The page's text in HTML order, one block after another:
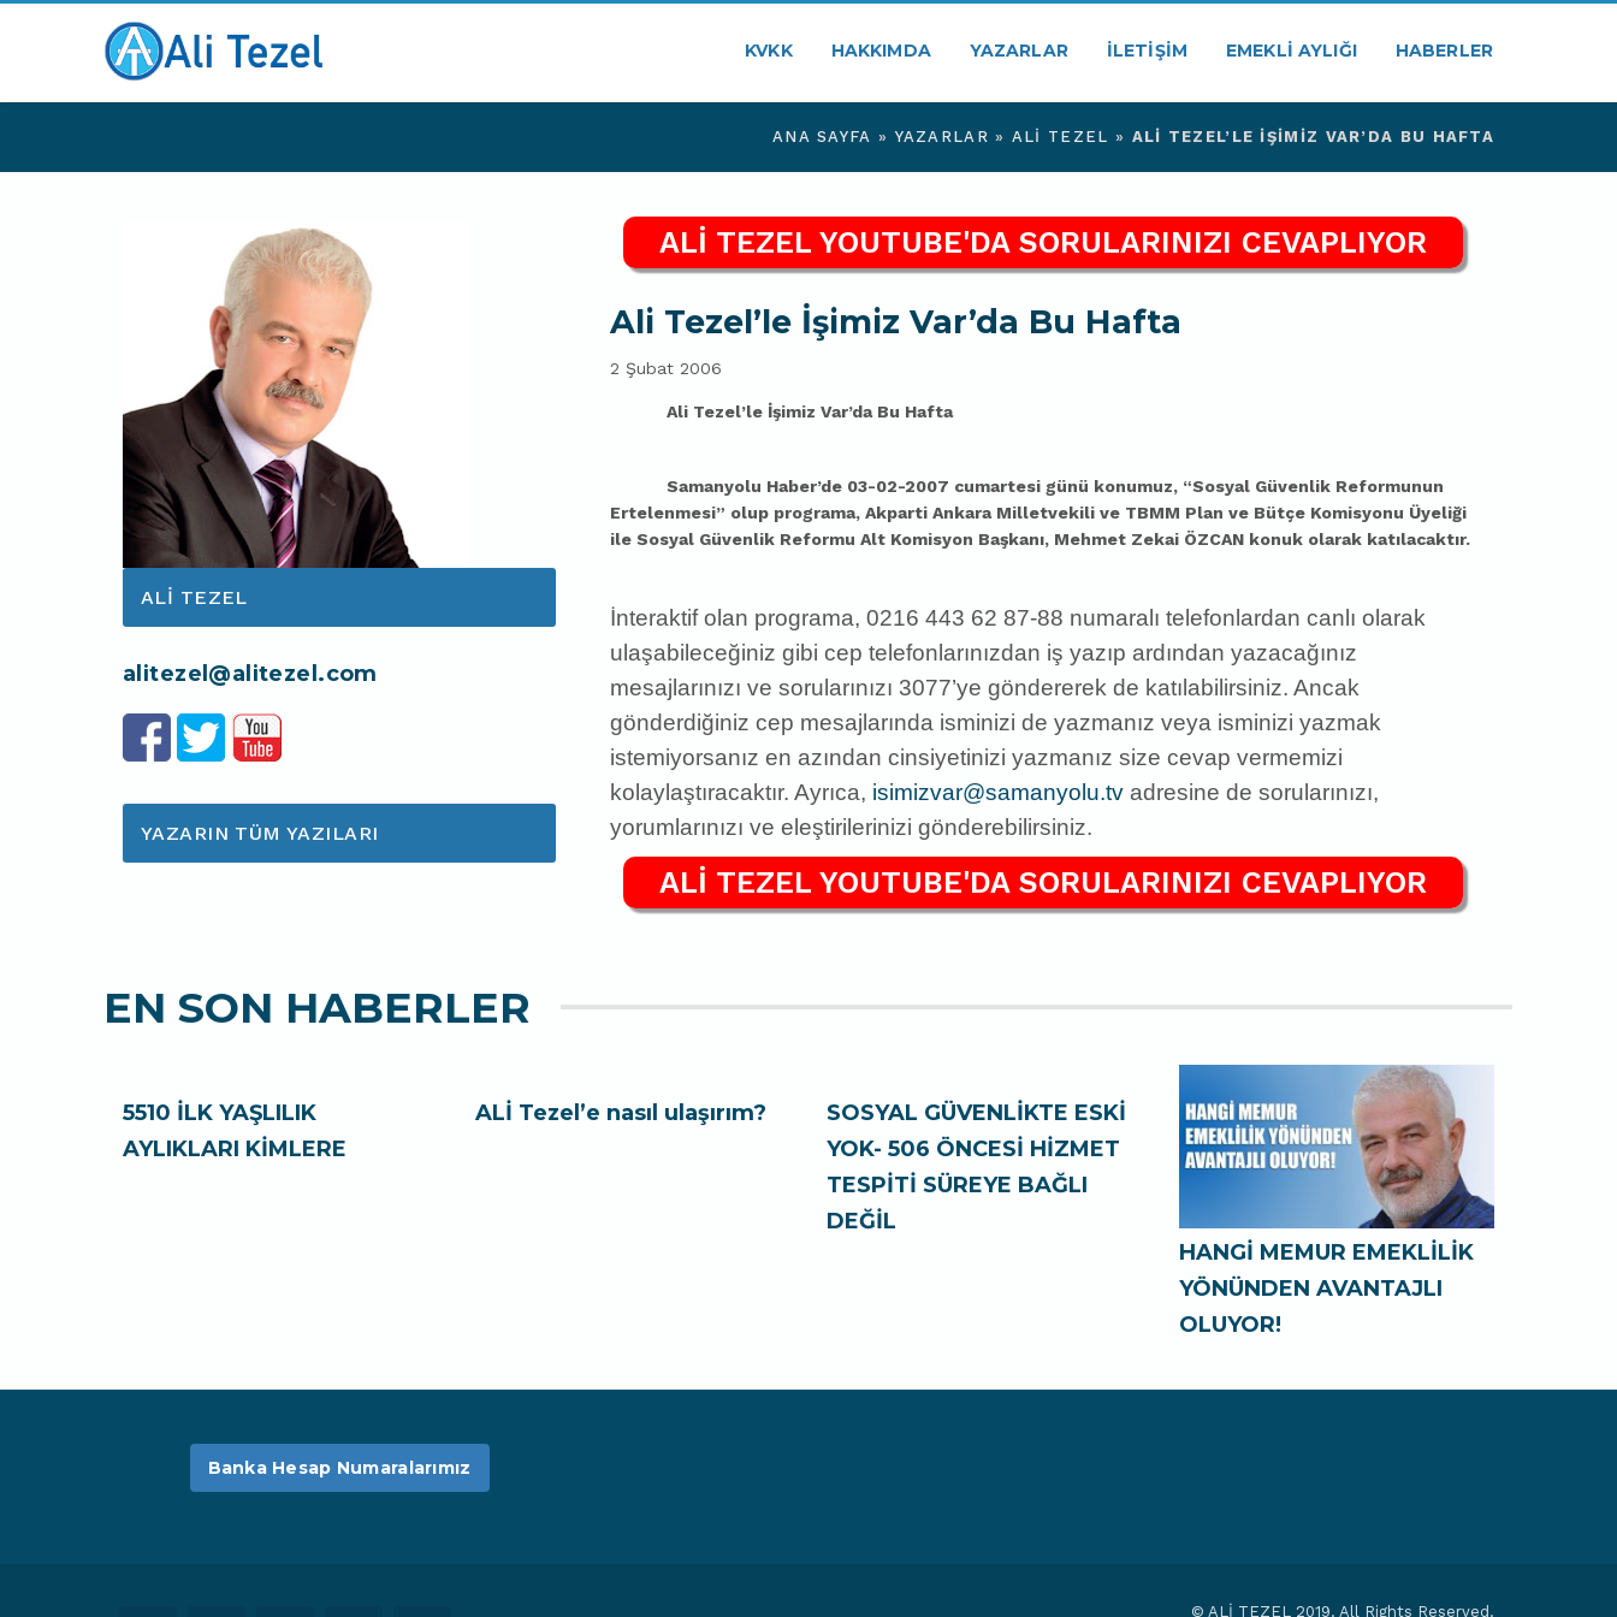
KVKK HAKKIMDA YAZARLAR İLETIŞIM EMEKLI AYLIĞI HABERLER
ANA SAYFA »YAZARLAR » ALI TEZEL » ALI TEZEL’LE İŞIMIZ VAR’DA BU HAFTA
ALI TEZEL
alitezel@alitezel.com
YAZARIN TÜM YAZILARI
ALİ TEZEL YOUTUBE'DA SORULARINIZI CEVAPLIYOR
Ali Tezel’le İşimiz Var’da Bu Hafta
2 Şubat 2006
Ali Tezel’le İşimiz Var’da Bu Hafta
Samanyolu Haber’de 03-02-2007 cumartesi günü konumuz, “Sosyal Güvenlik Reformunun
Ertelenmesi” olup programa, Akparti Ankara Milletvekili ve TBMM Plan ve Bütçe Komisyonu Üyeliği
ile Sosyal Güvenlik Reformu Alt Komisyon Başkanı, Mehmet Zekai ÖZCAN konuk olarak katılacaktır.
İnteraktif olan programa, 0216 443 62 87-88 numaralı telefonlardan can lı olarak
ulaşabileceğiniz gibi cep telefonlarınızdan iş yazıp ardından yazacağınız
mesajlarınızı ve sorularınızı 3077’ye göndererek de katılabilirsiniz. Ancak
gönderdiğiniz cep mesajlarında isminizi de yazmanız veya isminizi yazmak
istemiyorsanız en azından cinsiyetinizi yazmanız size cevap vermemizi
kolaylaştıracaktır. Ayrıca, isimizvar@samanyolu.tv adresine de sorularınızı,
yorumlarınızı ve eleştirilerinizi gönderebilirsiniz.
ALİ TEZEL YOUTUBE'DA SORULARINIZI CEVAPLIYOR
EN SON HABERLER
5510 İLK YAŞLILIK
AYLIKLARI KİMLERE
ALİ Tezel’e nasıl ulaşırım?
SOSYAL GÜVENLİKTE ESKİ
YOK- 506 ÖNCESİ HİZMET
TESPİTİ SÜREYE BAĞLI
DEĞİL
HANGİ MEMUR EMEKLİLİK
YÖNÜNDEN AVANTAJLI
OLUYOR!
Banka Hesap Numaralarımız
© ALİ TEZEL 2019. All Rights Reserved.